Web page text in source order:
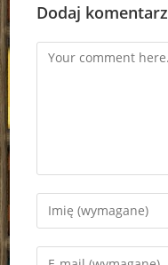
Dodaj komentarz
Comment
Enter
your
name
Enter